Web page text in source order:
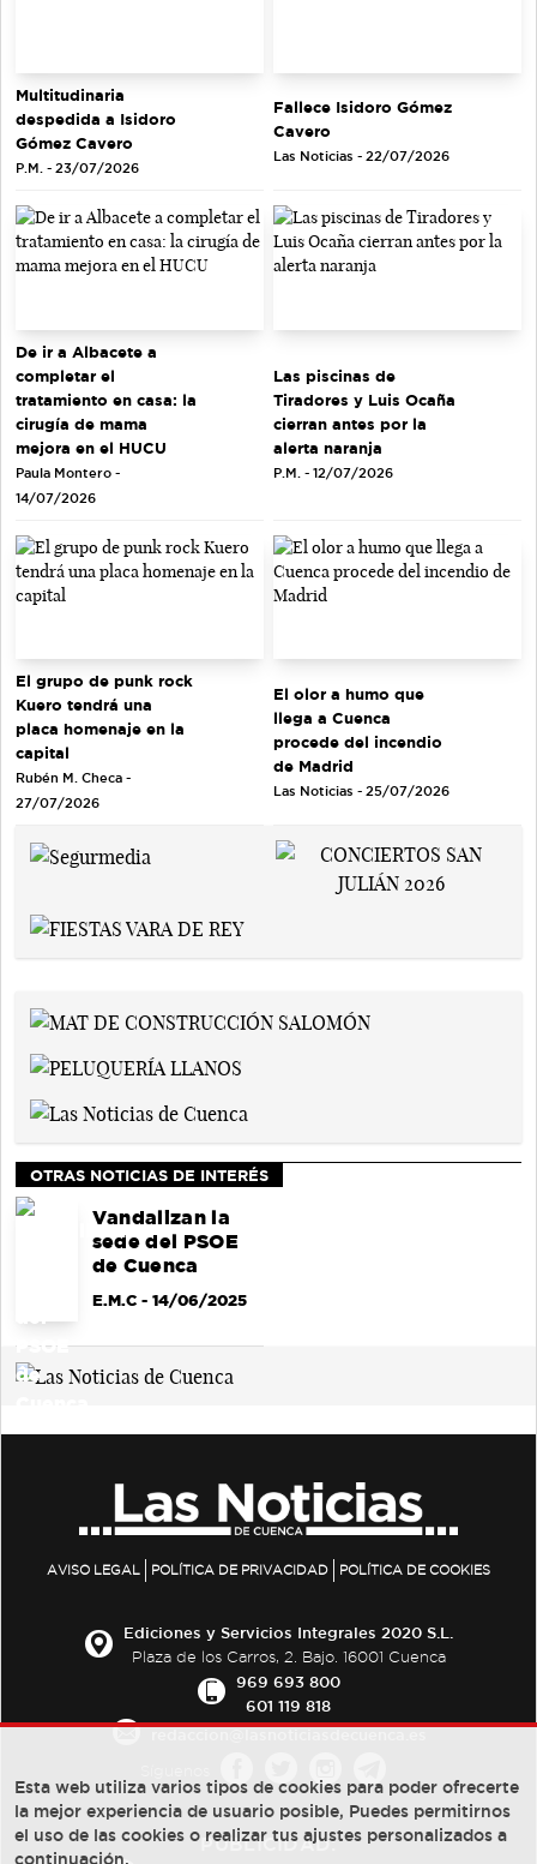
Multitudinaria
despedida a Isidoro
Gómez Cavero
P.M. - 23/07/2026
Fallece Isidoro Gómez
Cavero
Las Noticias - 22/07/2026
De ir a Albacete a
completar el
tratamiento en casa: la
cirugía de mama
mejora en el HUCU
Paula Montero -
14/07/2026
Las piscinas de
Tiradores y Luis Ocaña
cierran antes por la
alerta naranja
P.M. - 12/07/2026
El grupo de punk rock
Kuero tendrá una
placa homenaje en la
capital
Rubén M. Checa -
27/07/2026
El olor a humo que
llega a Cuenca
procede del incendio
de Madrid
Las Noticias - 25/07/2026
OTRAS NOTICIAS DE INTERÉS
Vandalizan la
sede del PSOE
de Cuenca
E.M.C- 14/06/2025
AVISO LEGAL POLÍTICA DE PRIVACIDAD POLÍTICA DE COOKIES
Ediciones y Servicios Integrales 2020 S.L.
Plaza de los Carros, 2. Bajo. 16001 Cuenca
969 693 800
601 119 818
PUBLICIDAD:
Esta web utiliza varios tipos de cookies para poder ofrecerte
la mejor experiencia de usuario posible, Puedes permitirnos
el uso de las cookies o realizar tus ajustes personalizados a
continuación.